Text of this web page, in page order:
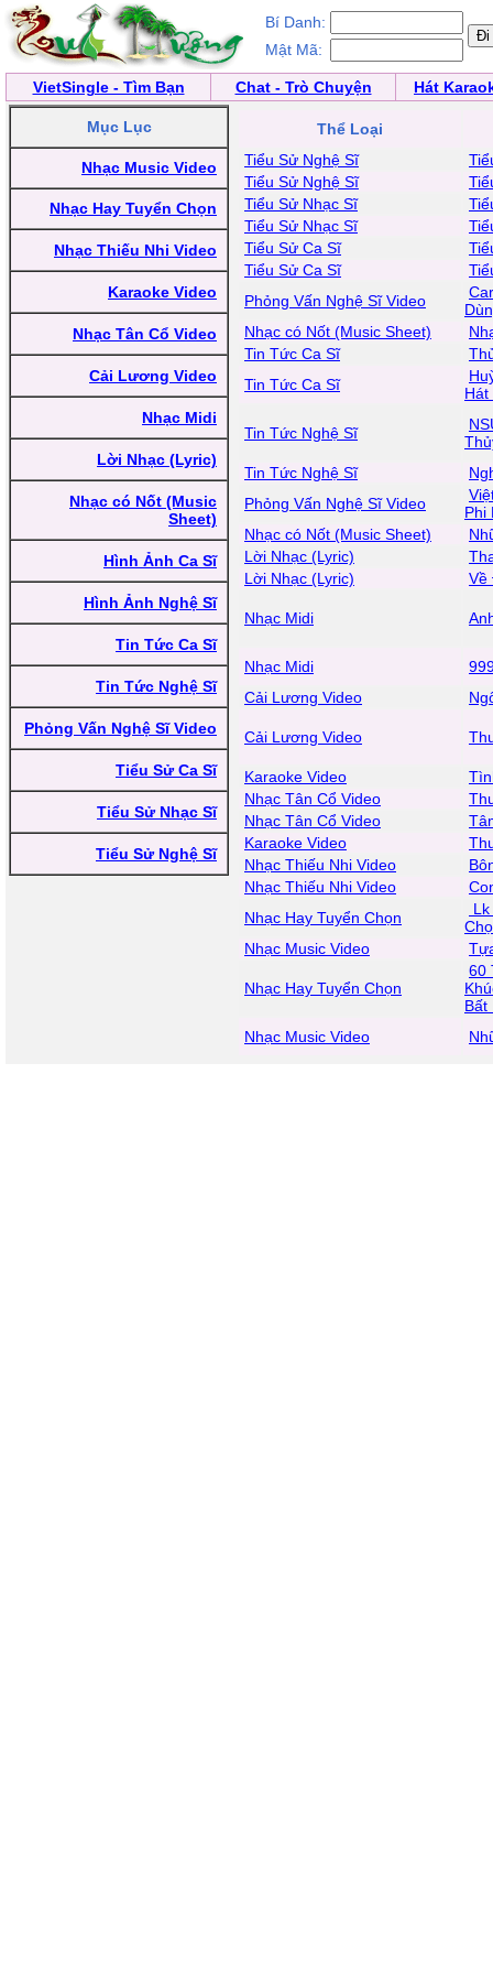
Bí Danh:
Mật Mã:
VietSingle - Tìm Bạn Chat - Trò Chuyện Hát
Mục Lục
Nhạc Music Video
Nhạc Hay Tuyển Chọn
Nhạc Thiếu Nhi Video
Karaoke Video
Nhạc Tân Cổ Video
Cải Lương Video
Nhạc Midi
Lời Nhạc (Lyric)
Nhạc có Nốt (Music
Sheet)
Hình Ảnh Ca Sĩ
Hình Ảnh Nghệ Sĩ
Tin Tức Ca Sĩ
Tin Tức Nghệ Sĩ
Phỏng Vấn Nghệ Sĩ Video
Tiểu Sử Ca Sĩ
Tiểu Sử Nhạc Sĩ
Tiểu Sử Nghệ Sĩ
Thể Loại
Tiểu Sử Nghệ Sĩ
Tiểu Sử Nghệ Sĩ
Tiểu Sử Nhạc Sĩ
Tiểu Sử Nhạc Sĩ
Tiểu Sử Ca Sĩ
Tiểu Sử Ca Sĩ
Phỏng Vấn Nghệ Sĩ Video
Nhạc có Nốt (Music Sheet)
Tin Tức Ca Sĩ
Tin Tức Ca Sĩ
Hát
Tin Tức Nghệ Sĩ
Tin Tức Nghệ Sĩ
Phỏng Vấn Nghệ Sĩ Video
Phi
Nhạc có Nốt (Music Sheet)
Lời Nhạc (Lyric)
Lời Nhạc (Lyric)
Về
Nhạc Midi
Nhạc Midi
Cải Lương Video
Cải Lương Video
Karaoke Video
Nhạc Tân Cổ Video
Nhạc Tân Cổ Video
Karaoke Video
Nhạc Thiếu Nhi Video
Nhạc Thiếu Nhi Video
Nhạc Hay Tuyển Chọn
Nhạc Music Video
Nhạc Hay Tuyển Chọn
60
Bất
Nhạc Music Video